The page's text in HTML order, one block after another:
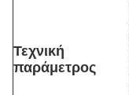
Τεχνική
παράμετρος